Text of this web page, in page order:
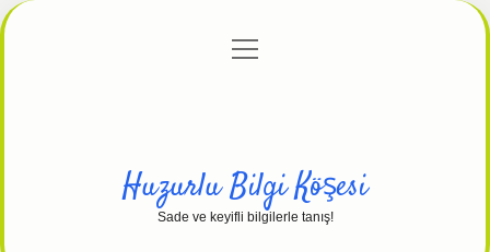
Gizlilik Politikası
menüyü
Huzurlu Bilgi Köşesi
Sade ve keyifli bilgilerle tanış!